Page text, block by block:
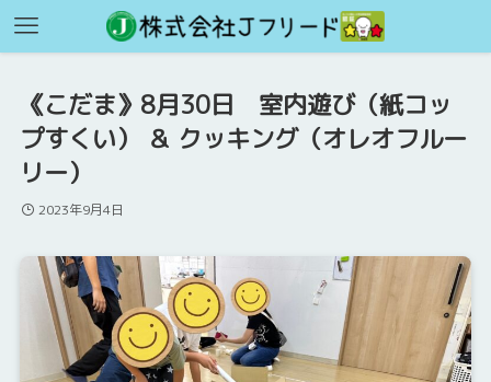
《こだま》8月30日 室内遊び（紙コッ
プすくい） ＆ クッキング（オレオフルー
リー）
2023年9月4日